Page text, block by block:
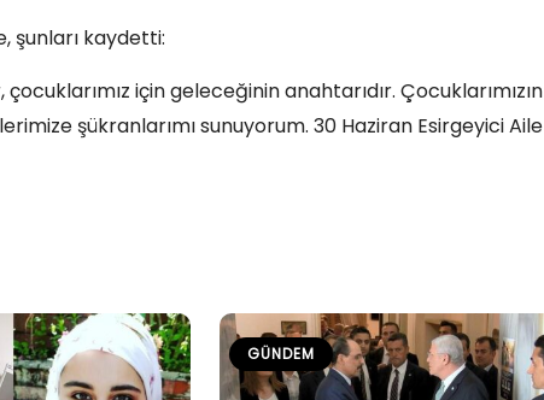
şunları kaydetti:
için geleceğinin anahtarıdır. Çocuklarımızın
şükranlarımı sunuyorum. 30 Haziran Esirgeyici Aile
GÜNDEM